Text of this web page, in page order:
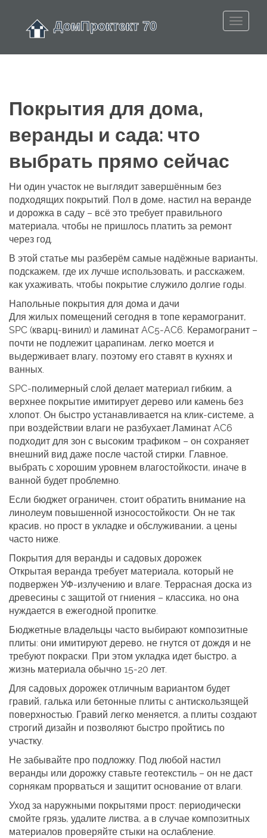
Покрытия для дома,
веранды и сада: что
выбрать прямо сейчас
Ни один участок не выглядит завершённым без
подходящих покрытий. Пол в доме, настил на веранде
и дорожка в саду – всё это требует правильного
материала, чтобы не пришлось платить за ремонт
через год.
В этой статье мы разберём самые надёжные варианты,
подскажем, где их лучше использовать, и расскажем,
как ухаживать, чтобы покрытие служило долгие годы.
Напольные покрытия для дома и дачи
Для жилых помещений сегодня в топе керамогранит,
SPC (кварц‑винил) и ламинат AC5‑AC6. Керамогранит –
почти не подлежит царапинам, легко моется и
выдерживает влагу, поэтому его ставят в кухнях и
ванных.
SPC‑полимерный слой делает материал гибким, а
верхнее покрытие имитирует дерево или камень без
хлопот. Он быстро устанавливается на клик‑системе, а
при воздействии влаги не разбухает.Ламинат AC6
подходит для зон с высоким трафиком – он сохраняет
внешний вид даже после частой стирки. Главное,
выбрать с хорошим уровнем влагостойкости, иначе в
ванной будет проблемно.
Если бюджет ограничен, стоит обратить внимание на
линолеум повышенной износостойкости. Он не так
красив, но прост в укладке и обслуживании, а цены
часто ниже.
Покрытия для веранды и садовых дорожек
Открытая веранда требует материала, который не
подвержен УФ‑излучению и влаге. Террасная доска из
древесины с защитой от гниения – классика, но она
нуждается в ежегодной пропитке.
Бюджетные владельцы часто выбирают композитные
плиты: они имитируют дерево, не гнутся от дождя и не
требуют покраски. При этом укладка идет быстро, а
жизнь материала обычно 15‑20 лет.
Для садовых дорожек отличным вариантом будет
гравий, галька или бетонные плиты с антискользящей
поверхностью. Гравий легко меняется, а плиты создают
строгий дизайн и позволяют быстро пройтись по
участку.
Не забывайте про подложку. Под любой настил
веранды или дорожку ставьте геотекстиль – он не даст
сорнякам прорваться и защитит основание от влаги.
Уход за наружными покрытями прост: периодически
смойте грязь, удалите листва, а в случае композитных
материалов проверяйте стыки на ослабление.